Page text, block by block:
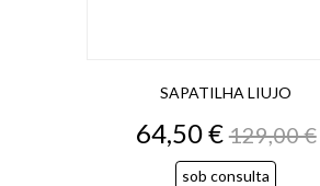
SAPATILHA LIUJO
Preço
64,50 €Preço
normal
129,00 €
sob consulta